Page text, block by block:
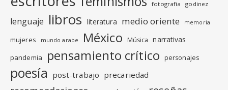
fotografia godinez
lenguaje libros literatura medio oriente memoria
mujeres mundo arabe México Música narrativas
pandemia pensamiento crítico personajes
poesía post-trabajo precariedad